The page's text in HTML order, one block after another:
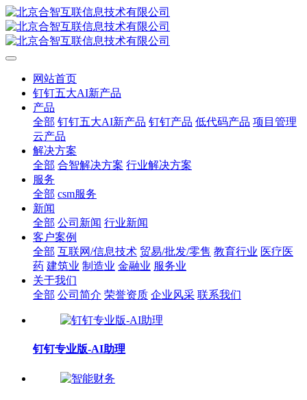
网站首页
钉钉五大AI新产品
产品
全部 钉钉五大AI新产品 钉钉产品 低代码产品 项目管理
云产品
解决方案
全部 合智解决方案 行业解决方案
服务
全部 csm服务
新闻
全部 公司新闻 行业新闻
客户案例
全部 互联网/信息技术 贸易/批发/零售 教育行业 医疗医
药 建筑业 制造业 金融业 服务业
关于我们
全部 公司简介 荣誉资质 企业风采 联系我们
钉钉专业版-AI助理